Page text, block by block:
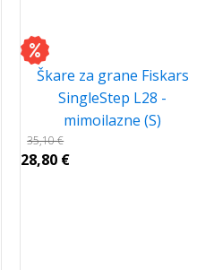
Škare za grane Fiskars
SingleStep L28 -
mimoilazne (S)
35,10€
28,80 €